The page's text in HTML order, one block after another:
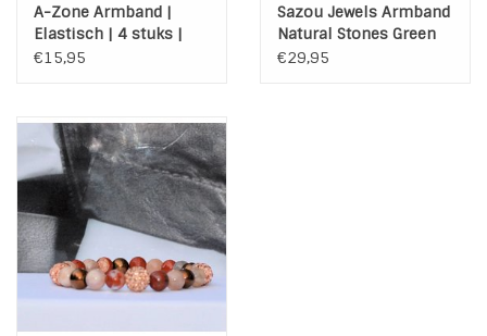
A-Zone Armband |
Elastisch | 4 stuks |
Terra - Goud
€15,95
Sazou Jewels Armband
Natural Stones Green
met 925 sterling
€29,95